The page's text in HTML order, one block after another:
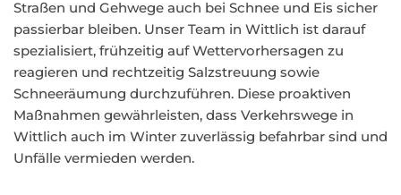
Straßen und Gehwege auch bei Schnee und Eis sicher
passierbar bleiben. Unser Team in Wittlich ist darauf
spezialisiert, frühzeitig auf Wettervorhersagen zu
reagieren und rechtzeitig Salzstreuung sowie
Schneeräumung durchzuführen. Diese proaktiven
Maßnahmen gewährleisten, dass Verkehrswege in
Wittlich auch im Winter zuverlässig befahrbar sind und
Unfälle vermieden werden.